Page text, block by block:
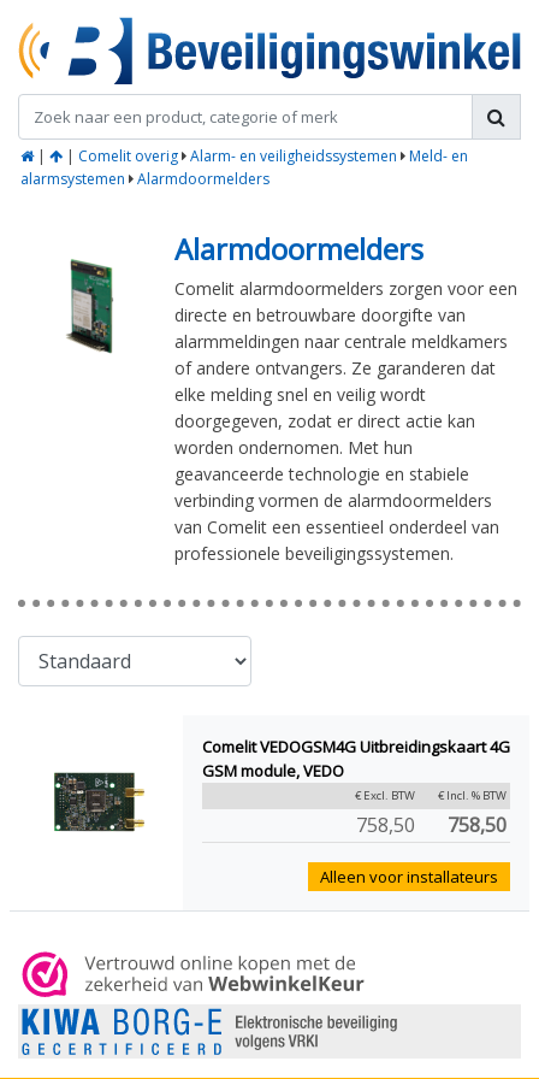
| | Comelit overig Alarm- en veiligheidssystemen
Meld- en
alarmsystemen
Alarmdoormelders
Alarmdoormelders
Comelit alarmdoormelders zorgen voor een
directe en betrouwbare doorgifte van
alarmmeldingen naar centrale meldkamers
of andere ontvangers. Ze garanderen dat
elke melding snel en veilig wordt
doorgegeven, zodat er direct actie kan
worden ondernomen. Met hun
geavanceerde technologie en stabiele
verbinding vormen de alarmdoormelders
van Comelit een essentieel onderdeel van
professionele beveiligingssystemen.
Comelit VEDOGSM4G Uitbreidingskaart 4G
GSM module, VEDO
€ Excl. BTW € Incl. % BTW
758,50 758,50
Alleen voor installateurs